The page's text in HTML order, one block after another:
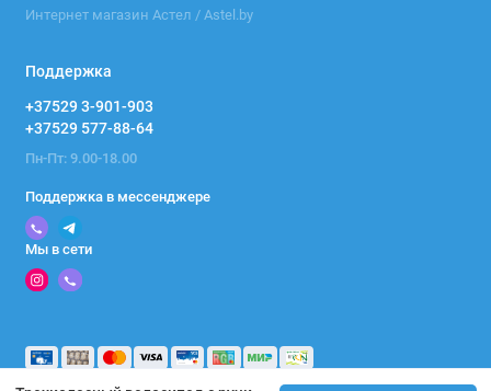
Интернет магазин Астел / Astel.by
Поддержка
+37529 3-901-903
+37529 577-88-64
Пн-Пт: 9.00-18.00
Поддержка в мессенджере
Мы в сети